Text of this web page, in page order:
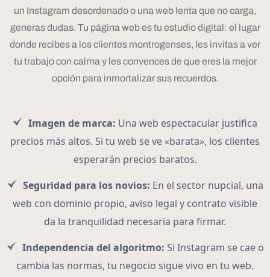
un Instagram desordenado o una web lenta que no carga,
generas dudas. Tu página web es tu estudio digital: el lugar
donde recibes a los clientes montrogenses, les invitas a ver
tu trabajo con calma y les convences de que eres la mejor
opción para inmortalizar sus recuerdos.
Imagen de marca: Una web espectacular justifica
precios más altos. Si tu web se ve «barata», los clientes
esperarán precios baratos.
Seguridad para los novios: En el sector nupcial, una
web con dominio propio, aviso legal y contrato visible
da la tranquilidad necesaria para firmar.
Independencia del algoritmo: Si Instagram se cae o
cambia las normas, tu negocio sigue vivo en tu web.